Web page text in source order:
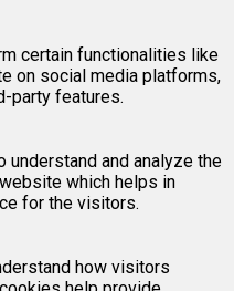
certain functionalities like
on social media platforms,
party features.
and analyze the
which helps in
for the visitors.
how visitors